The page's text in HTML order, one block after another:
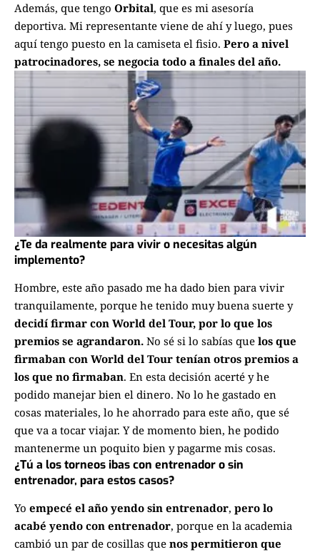
Además, que tengo Orbital, que es mi asesoría
deportiva. Mi representante viene de ahí y luego, pues
aquí tengo puesto en la camiseta el fisio. Pero a nivel
patrocinadores, se negocia todo a finales del año.
¿Te da realmente para vivir o necesitas algún
implemento?
Hombre, este año pasado me ha dado bien para vivir
tranquilamente, porque he tenido muy buena suerte y
decidí firmar con World del Tour, por lo que los
premios se agrandaron. No sé si lo sabías que los que
firmaban con World del Tour tenían otros premios a
los que no firmaban. En esta decisión acerté y he
podido manejar bien el dinero. No lo he gastado en
cosas materiales, lo he ahorrado para este año, que sé
que va a tocar viajar. Y de momento bien, he podido
mantenerme un poquito bien y pagarme mis cosas.
¿Tú a los torneos ibas con entrenador o sin
entrenador, para estos casos?
Yo empecé el año yendo sin entrenador, pero lo
acabé yendo con entrenador, porque en la academia
cambió un par de cosillas que nos permitieron que